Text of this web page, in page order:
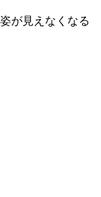
が見えなくなる